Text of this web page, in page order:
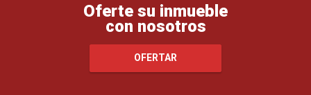
Oferte su inmueble
con nosotros
OFERTAR